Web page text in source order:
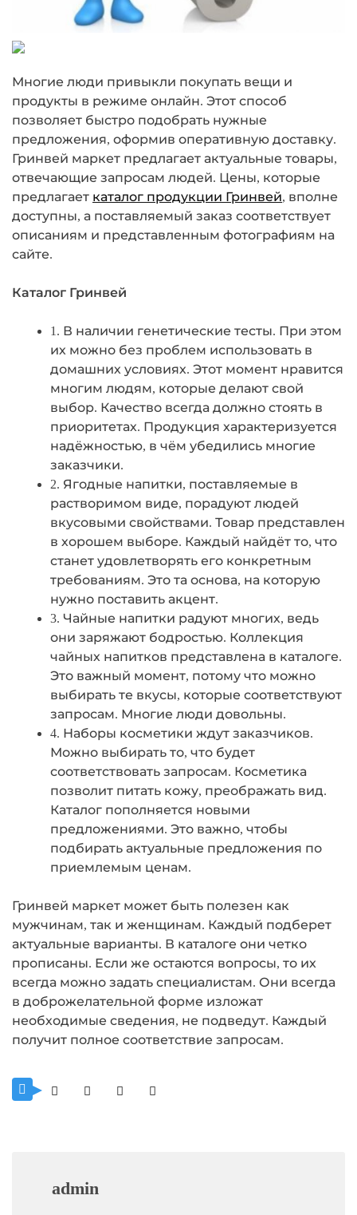
Многие люди привыкли покупать вещи и
продукты в режиме онлайн. Этот способ
позволяет быстро подобрать нужные
предложения, оформив оперативную доставку.
Гринвей маркет предлагает актуальные товары,
отвечающие запросам людей. Цены, которые
предлагает каталог продукции Гринвей, вполне
доступны, а поставляемый заказ соответствует
описаниям и представленным фотографиям на
сайте.
Каталог Гринвей
1. В наличии генетические тесты. При этом
их можно без проблем использовать в
домашних условиях. Этот момент нравится
многим людям, которые делают свой
выбор. Качество всегда должно стоять в
приоритетах. Продукция характеризуется
надёжностью, в чём убедились многие
заказчики.
2. Ягодные напитки, поставляемые в
растворимом виде, порадуют людей
вкусовыми свойствами. Товар представлен
в хорошем выборе. Каждый найдёт то, что
станет удовлетворять его конкретным
требованиям. Это та основа, на которую
нужно поставить акцент.
3. Чайные напитки радуют многих, ведь
они заряжают бодростью. Коллекция
чайных напитков представлена в каталоге.
Это важный момент, потому что можно
выбирать те вкусы, которые соответствуют
запросам. Многие люди довольны.
4. Наборы косметики ждут заказчиков.
Можно выбирать то, что будет
соответствовать запросам. Косметика
позволит питать кожу, преображать вид.
Каталог пополняется новыми
предложениями. Это важно, чтобы
подбирать актуальные предложения по
приемлемым ценам.
Гринвей маркет может быть полезен как
мужчинам, так и женщинам. Каждый подберет
актуальные варианты. В каталоге они четко
прописаны. Если же остаются вопросы, то их
всегда можно задать специалистам. Они всегда
в доброжелательной форме изложат
необходимые сведения, не подведут. Каждый
получит полное соответствие запросам.
admin